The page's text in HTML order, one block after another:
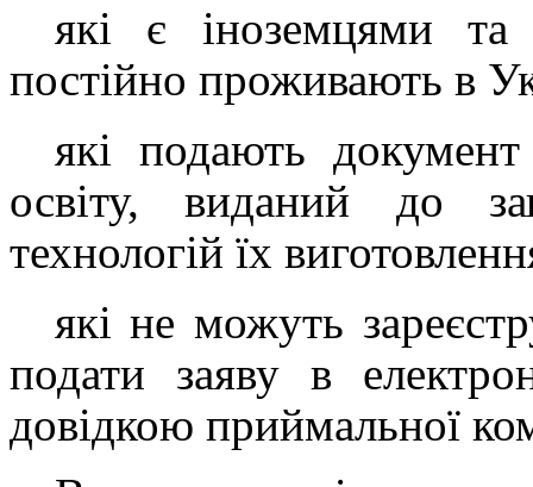
які є іноземцями та
постійно проживають в
які подають
освіту, виданий до
технологій їх
які не можуть
подати заяву в
довідкою приймальної